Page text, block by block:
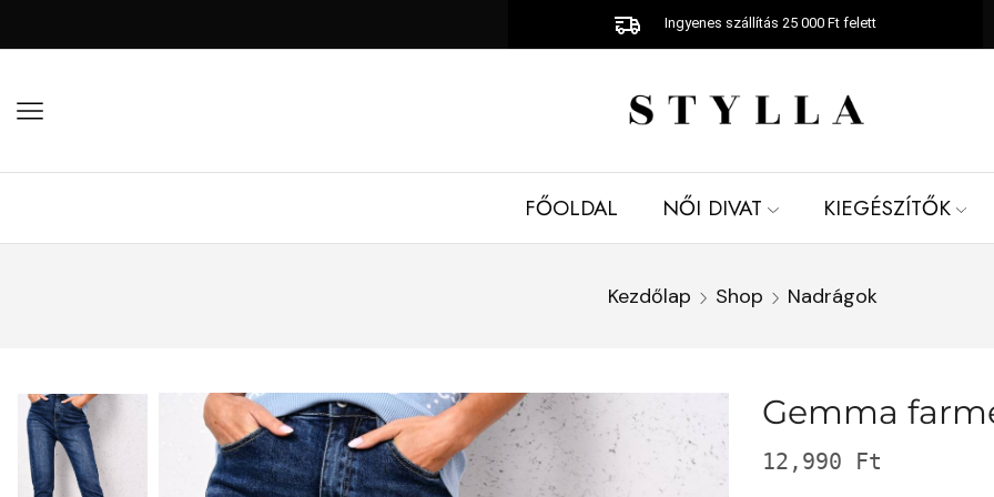
Ingyenes szállítás 25 000 Ft felett
FŐOLDAL NŐI DIVAT KIEGÉSZÍTŐK
Kezdőlap Shop Nadrágok
Gemma
12,990 Ft